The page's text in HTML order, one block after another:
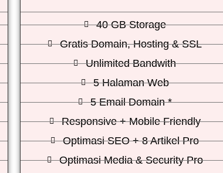
40 GB Storage
Gratis Domain, Hosting & SSL
Unlimited Bandwith
5 Halaman Web
5 Email Domain *
Responsive + Mobile Friendly
Optimasi SEO + 8 Artikel Pro
Optimasi Media & Security Pro